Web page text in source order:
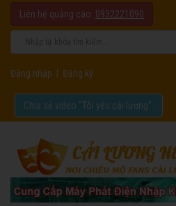
Liên hệ quảng cáo: 0932221090
Đăng nhập Đăng ký
Chia sẻ video "Tôi yêu cải lương".